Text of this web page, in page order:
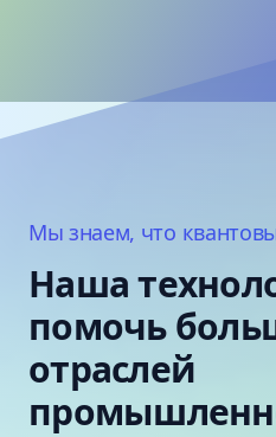
Мы знаем, что
Наша
помочь
отраслей